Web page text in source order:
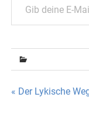
« Der Lykische